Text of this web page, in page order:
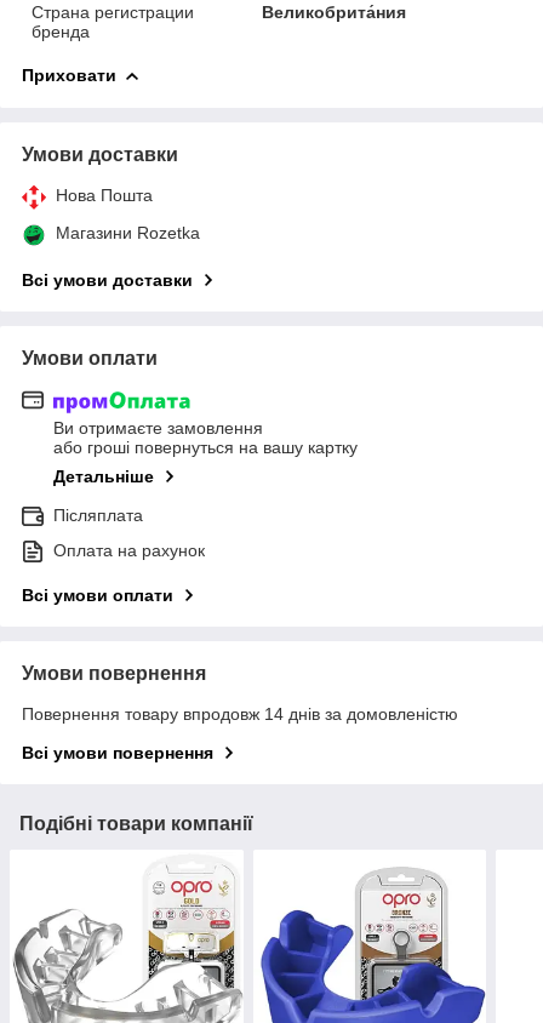
Страна регистрации
бренда
Великобрита́ния
Приховати
Умови доставки
Нова Пошта
Магазини Rozetka
Всі умови доставки
Умови оплати
Ви отримаєте замовлення
або гроші повернуться на вашу картку
Детальніше
Післяплата
Оплата на рахунок
Всі умови оплати
Умови повернення
Повернення товару впродовж 14 днів за домовленістю
Всі умови повернення
Подібні товари компанії